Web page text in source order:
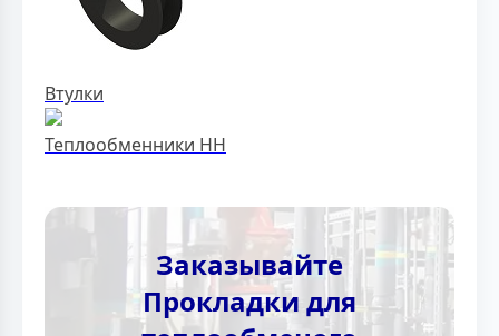
Втулки
Теплообменники НН
Заказывайте
Прокладки для